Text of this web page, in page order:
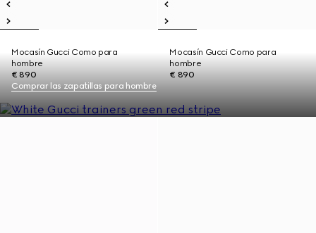
Mocasín Gucci Como para
hombre
€ 890
Mocasín Gucci Como para
hombre
€ 890
Comprar las zapatillas para hombre